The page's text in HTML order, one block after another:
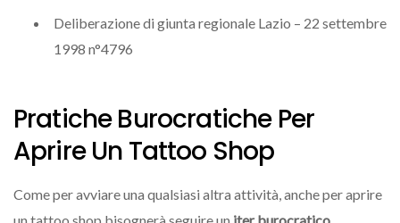
Deliberazione di giunta regionale Lazio – 22 settembre
1998 n°4796
Pratiche Burocratiche Per
Aprire Un Tattoo Shop
Come per avviare una qualsiasi altra attività, anche per aprire